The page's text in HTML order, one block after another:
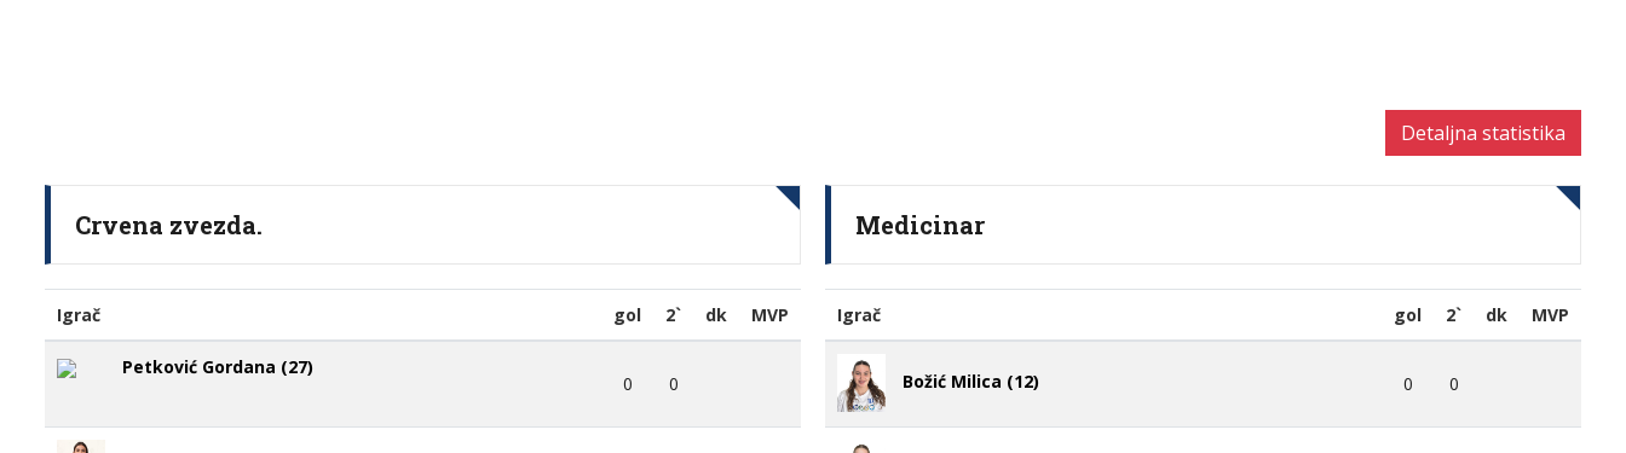
Detaljna statistika
Crvena zvezda.
Igrač gol 2` dk MVP
Petković Gordana (27)
0 0
Medicinar
Igrač gol 2` dk MVP
Božić Milica (12) 0 0